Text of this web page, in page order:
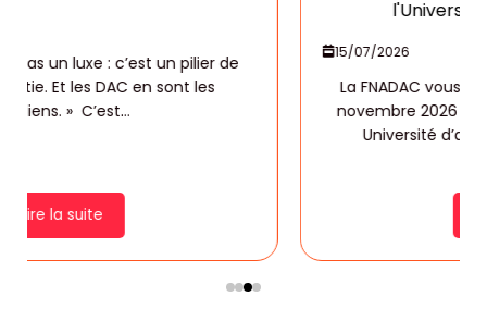
La FNADAC vous donne rendez-vous les 9 et 10
novembre 2026 à la MÉCA à Bordeaux pour son
Université d’automne. Cet événement...